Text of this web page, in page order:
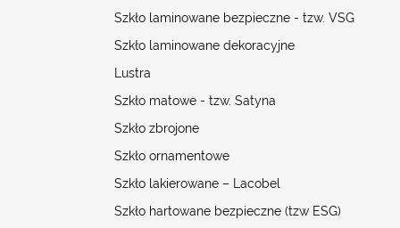
Szkło laminowane bezpieczne - tzw. VSG
Szkło laminowane dekoracyjne
Lustra
Szkło matowe - tzw. Satyna
Szkło zbrojone
Szkło ornamentowe
Szkło lakierowane – Lacobel
Szkło hartowane bezpieczne (tzw ESG)